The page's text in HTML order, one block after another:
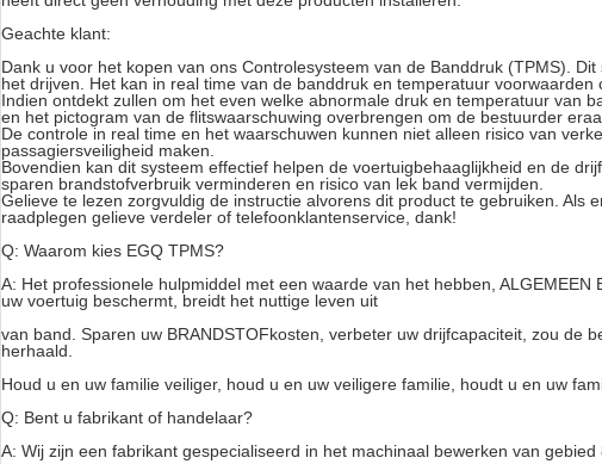
Geachte klant:
Dank u voor het kopen van ons Controlesysteem van de Banddruk (TPMS).
het drijven. Het kan in real time van de banddruk en temperatuur voorwaarden
Indien ontdekt zullen om het even welke abnormale druk en temperatuur van
en het pictogram van de flitswaarschuwing overbrengen om de bestuurder
De controle in real time en het waarschuwen kunnen niet alleen risico van
passagiersveiligheid maken.
Bovendien kan dit systeem effectief helpen de voertuigbehaaglijkheid en de
sparen brandstofverbruik verminderen en risico van lek band vermijden.
Gelieve te lezen zorgvuldig de instructie alvorens dit product te gebruiken. Als
raadplegen gelieve verdeler of telefoonklantenservice, dank!
Q: Waarom kies EGQ TPMS?
A: Het professionele hulpmiddel met een waarde van het hebben, ALGEMEEN
uw voertuig beschermt, breidt het nuttige leven uit
van band. Sparen uw BRANDSTOFkosten, verbeter uw drijfcapaciteit, zou de
herhaald.
Houd u en uw familie veiliger, houd u en uw veiligere familie, houdt u en uw
Q: Bent u fabrikant of handelaar?
A: Wij zijn een fabrikant gespecialiseerd in het machinaal bewerken van gebied